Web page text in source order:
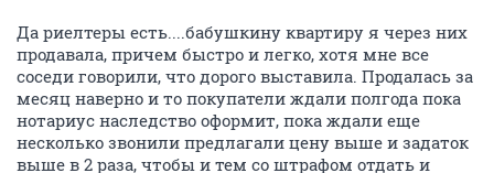
Да риелтеры есть....бабушкину квартиру я через них
продавала, причем быстро и легко, хотя мне все
соседи говорили, что дорого выставила. Продалась за
месяц наверно и то покупатели ждали полгода пока
нотариус наследство оформит, пока ждали еще
несколько звонили предлагали цену выше и задаток
выше в 2 раза, чтобы и тем со штрафом отдать и